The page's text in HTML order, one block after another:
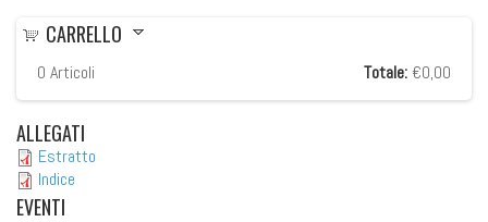
CARRELLO
0 Articoli Totale: €0,00
ALLEGATI
Estratto
Indice
EVENTI